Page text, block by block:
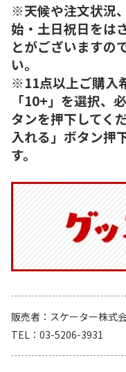
※天候や注文状況
始・土日祝日をは
とがございますの
い。
※11点以上ご購入
「10+」を選択、
タンを押下してく
入れる」ボタン押
す。
販売者
スケーター株式
TEL
03-5206-3931